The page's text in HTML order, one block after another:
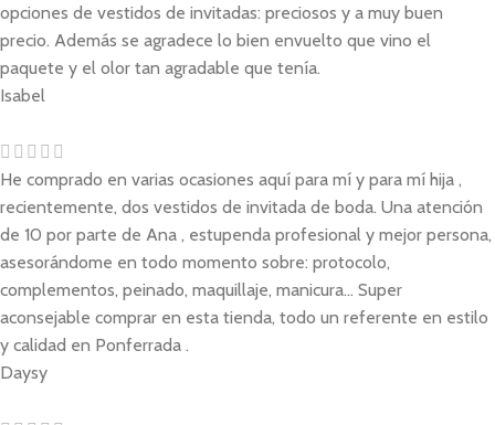
opciones de vestidos de invitadas: preciosos y a muy buen
precio. Además se agradece lo bien envuelto que vino el
paquete y el olor tan agradable que tenía.
Isabel
He comprado en varias ocasiones aquí para mí y para mí hija ,
recientemente, dos vestidos de invitada de boda. Una atención
de 10 por parte de Ana , estupenda profesional y mejor persona,
asesorándome en todo momento sobre: protocolo,
complementos, peinado, maquillaje, manicura... Super
aconsejable comprar en esta tienda, todo un referente en estilo
y calidad en Ponferrada .
Daysy